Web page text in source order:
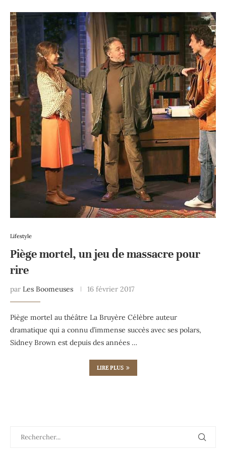
Lifestyle
Piège mortel, un jeu de massacre pour
rire
par Les Boomeuses 16 février 2017
Piège mortel au théâtre La Bruyère Célèbre auteur
dramatique qui a connu d’immense succès avec ses polars,
Sidney Brown est depuis des années …
LIRE PLUS